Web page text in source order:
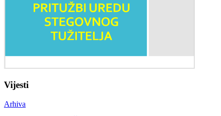
Vijesti
Arhiva